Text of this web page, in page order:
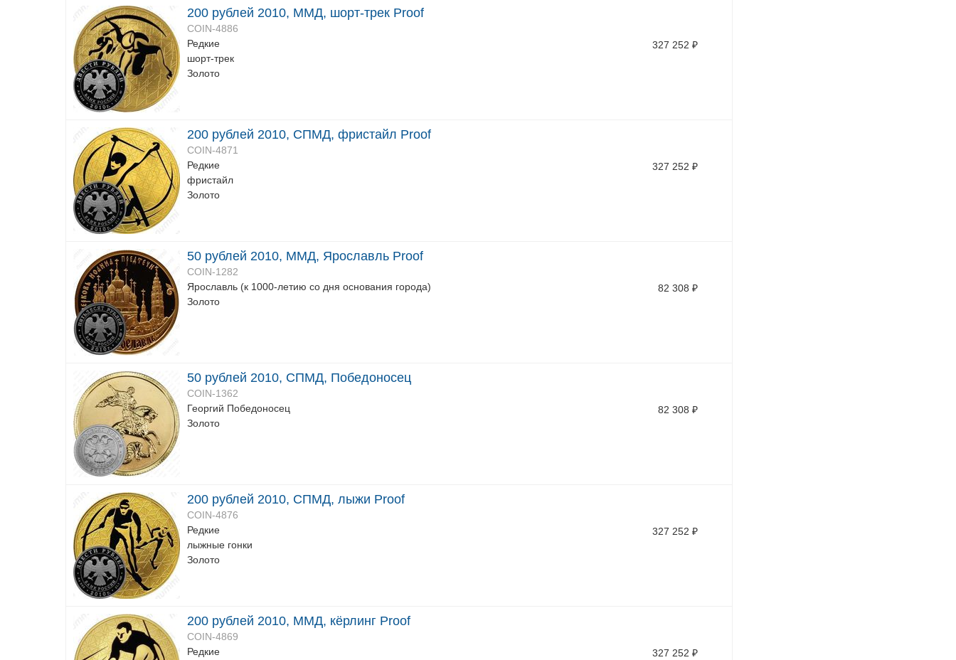
200 рублей 2010, ММД, шорт-трек Proof
COIN-4886
Редкие
шорт-трек
Золото
327 252 ₽
200 рублей 2010, СПМД, фристайл Proof
COIN-4871
Редкие
фристайл
Золото
327 252 ₽
50 рублей 2010, ММД, Ярославль Proof
COIN-1282
Ярославль (к 1000-летию со дня основания города)
Золото
82 308 ₽
50 рублей 2010, СПМД, Победоносец
COIN-1362
Георгий Победоносец
Золото
82 308 ₽
200 рублей 2010, СПМД, лыжи Proof
COIN-4876
Редкие
лыжные гонки
Золото
327 252 ₽
200 рублей 2010, ММД, кёрлинг Proof
COIN-4869
Редкие
327 252 ₽